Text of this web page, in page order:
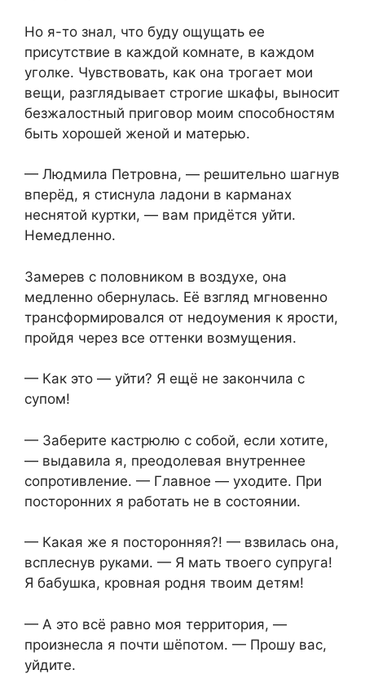
Но я-то знал, что буду ощущать ее
присутствие в каждой комнате, в каждом
уголке. Чувствовать, как она трогает мои
вещи, разглядывает строгие шкафы, выносит
безжалостный приговор моим способностям
быть хорошей женой и матерью.
— Людмила Петровна, — решительно шагнув
вперёд, я стиснула ладони в карманах
неснятой куртки, — вам придётся уйти.
Немедленно.
Замерев с половником в воздухе, она
медленно обернулась. Её взгляд мгновенно
трансформировался от недоумения к ярости,
пройдя через все оттенки возмущения.
— Как это — уйти? Я ещё не закончила с
супом!
— Заберите кастрюлю с собой, если хотите,
— выдавила я, преодолевая внутреннее
сопротивление. — Главное — уходите. При
посторонних я работать не в состоянии.
— Какая же я посторонняя?! — взвилась она,
всплеснув руками. — Я мать твоего супруга!
Я бабушка, кровная родня твоим детям!
— А это всё равно моя территория, —
произнесла я почти шёпотом. — Прошу вас,
уйдите.